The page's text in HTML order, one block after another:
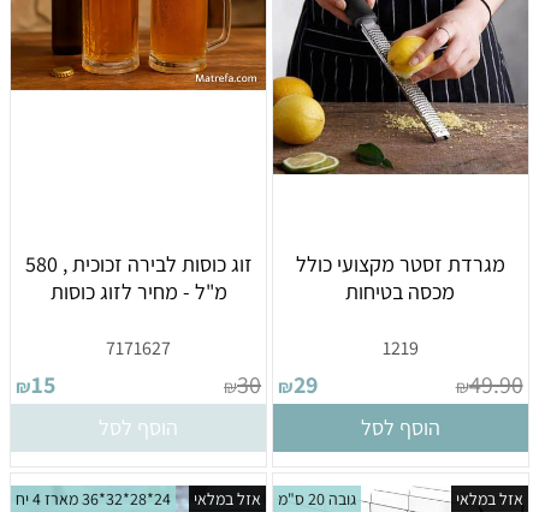
מגרדת זסטר מקצועי כולל
מכסה בטיחות
1219
₪49.90
₪29
הוסף לסל
זוג כוסות לבירה זכוכית , 580
מ"ל - מחיר לזוג כוסות
7171627
₪30
₪15
הוסף לסל
גובה 20 ס"מ אזל במלאי 24*28*32*36 מארז 4 יח אזל במלאי